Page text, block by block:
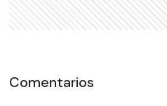
Comentarios